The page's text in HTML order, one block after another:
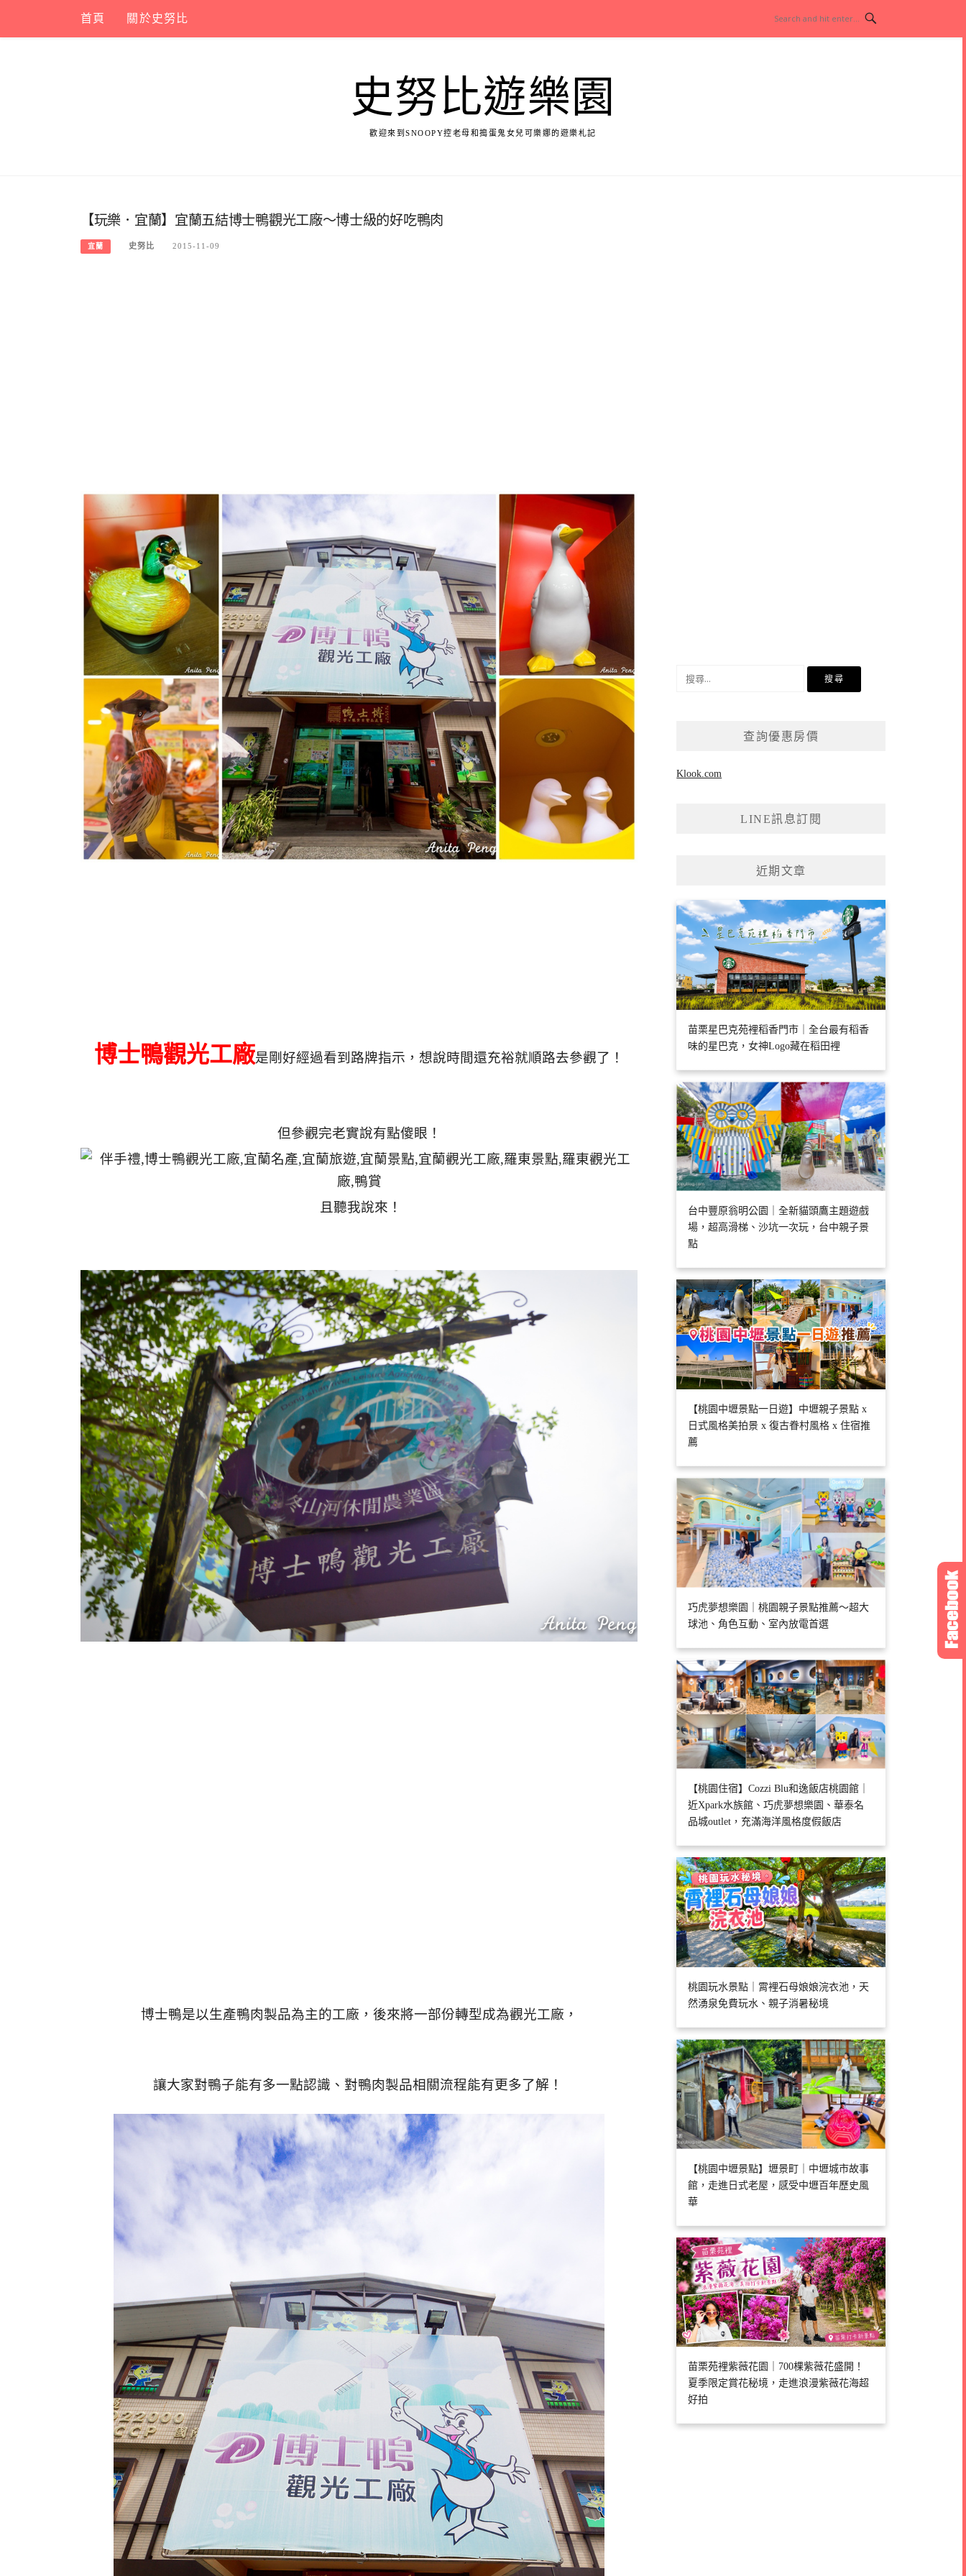
content
首頁 關於史努比
史努比遊樂園
歡迎來到SNOOPY控老母和搗蛋鬼女兒可樂娜的遊樂札記
【玩樂．宜蘭】宜蘭五結博士鴨觀光工廠～博士級的好吃鴨肉
宜蘭 史努比 2015-11-09
博士鴨觀光工廠是剛好經過看到路牌指示，想說時間還充裕就順路去參觀了！
但參觀完老實說有點傻眼！
且聽我說來！
博士鴨是以生產鴨肉製品為主的工廠，後來將一部份轉型成為觀光工廠，
讓大家對鴨子能有多一點認識、對鴨肉製品相關流程能有更多了解！
查詢優惠房價
Klook.com
LINE訊息訂閱
近期文章
苗栗星巴克苑裡稻香門市｜全台最有稻香
味的星巴克，女神Logo藏在稻田裡
台中豐原翁明公園｜全新貓頭鷹主題遊戲
場，超高滑梯、沙坑一次玩，台中親子景
點
【桃園中壢景點一日遊】中壢親子景點 x
日式風格美拍景 x 復古眷村風格 x 住宿推
薦
巧虎夢想樂園｜桃園親子景點推薦～超大
球池、角色互動、室內放電首選
【桃園住宿】Cozzi Blu和逸飯店桃園館｜
近Xpark水族館、巧虎夢想樂園、華泰名
品城outlet，充滿海洋風格度假飯店
桃園玩水景點｜霄裡石母娘娘浣衣池，天
然湧泉免費玩水、親子消暑秘境
【桃園中壢景點】壢景町｜中壢城市故事
館，走進日式老屋，感受中壢百年歷史風
華
苗栗苑裡紫薇花園｜700棵紫薇花盛開！
夏季限定賞花秘境，走進浪漫紫薇花海超
好拍